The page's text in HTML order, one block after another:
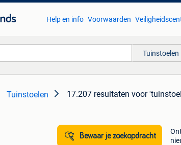
Help en info Voorwaarden
Tuinstoelen
Tuinstoelen 17.207 resultaten voor
Bewaar je zoekopdracht